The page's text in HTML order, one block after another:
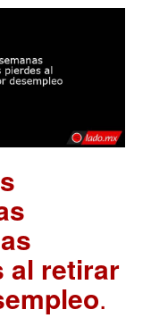
al retirar
.